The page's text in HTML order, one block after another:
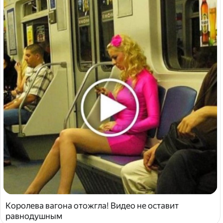
Королева вагона отожгла! Видео не оставит
равнодушным